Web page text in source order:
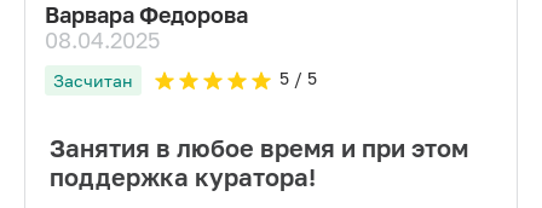
Варвара Федорова
08.04.2025
Засчитан 5/ 5
Занятия в любое время и при этом
поддержка куратора!